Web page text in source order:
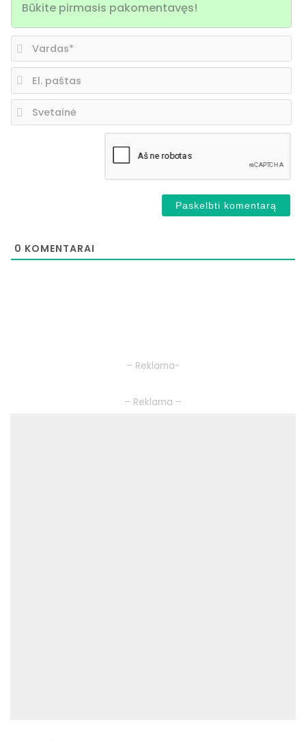
0 KOMENTARAI
– Reklama-
– Reklama –